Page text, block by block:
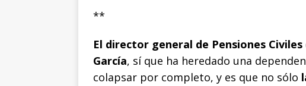
**
El director general de Pensiones
García, sí que ha heredado una
colapsar por completo, y es que no sólo